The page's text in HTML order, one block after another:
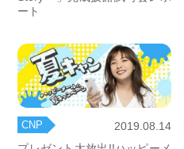
ート
CNP
2019.08.14